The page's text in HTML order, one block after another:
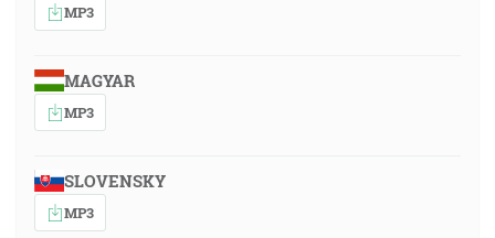
MP3
MAGYAR
MP3
SLOVENSKY
MP3